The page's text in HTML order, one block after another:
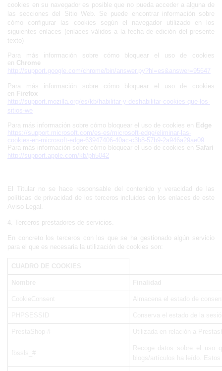
cookies en su navegador es posible que no pueda acceder a alguna de
las secciones del Sitio Web. Se puede encontrar información sobre
cómo configurar las cookies según el navegador utilizado en los
siguientes enlaces (enlaces válidos a la fecha de edición del presente
texto)
Para más información sobre cómo bloquear el uso de cookies
en Chrome
http://support.google.com/chrome/bin/answer.py?hl=es&answer=95647
Para más información sobre cómo bloquear el uso de cookies
en Firefox
http://support.mozilla.org/es/kb/habilitar-y-deshabilitar-cookies-que-los-
sitios-we
Para más información sobre cómo bloquear el uso de cookies en Edge
https://support.microsoft.com/es-es/microsoft-edge/eliminar-las-
cookies-en-microsoft-edge-63947406-40ac-c3b8-57b9-2a946a29ae09
Para más información sobre cómo bloquear el uso de cookies en Safari
http://support.apple.com/kb/ph5042
El Titular no se hace responsable del contenido y veracidad de las
políticas de privacidad de los terceros incluidos en los enlaces de este
Aviso Legal.
4. Terceros prestadores de servicios.
En concreto los terceros con los que se ha gestionado algún servicio
para el que es necesaria la utilización de cookies son: